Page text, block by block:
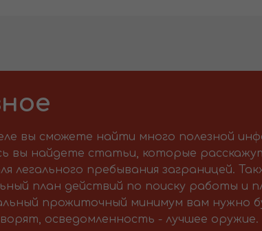
вы сможете найти много полезной
вы найдете статьи, которые
легального пребывания заграницей.
план действий по поиску работы и
прожиточный минимум вам нужно
осведомленность - лучшее оружие.